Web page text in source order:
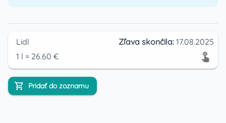
Lidl Zľava skončila: 17.08.2025
1 l = 26.60 €
Pridať do zoznamu